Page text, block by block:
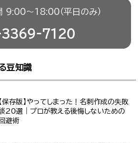
9:00〜18:00（平日のみ）
7120
豆知識
【保存版】やってしまった！名刺作成の失敗
20選｜プロが教える後悔しないための
回避術